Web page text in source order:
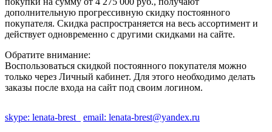
дополнительную прогрессивную скидку постоянного
покупателя. Скидка распространяется на весь ассортимент и
действует одновременно с другими скидками на сайте.
Обратите внимание:
Воспользоваться скидкой постоянного покупателя можно
только через Личный кабинет. Для этого необходимо делать
заказы после входа на сайт под своим логином.
skype: lenata-brest
email: lenata-brest@yandex.ru